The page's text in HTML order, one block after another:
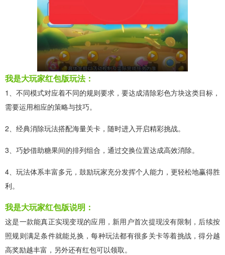
我是大玩家红包版玩法：
1、不同模式对应着不同的规则要求，要达成清除彩色方块这类目标，
需要运用相应的策略与技巧。
2、经典消除玩法搭配海量关卡，随时进入开启精彩挑战。
3、巧妙借助糖果间的排列组合，通过交换位置达成高效消除。
4、玩法体系丰富多元，鼓励玩家充分发挥个人能力，更轻松地赢得胜
利。
我是大玩家红包版说明：
这是一款能真正实现变现的应用，新用户首次提现没有限制，后续按
照规则满足条件就能兑换，每种玩法都有很多关卡等着挑战，得分越
高奖励越丰富，另外还有红包可以领取。